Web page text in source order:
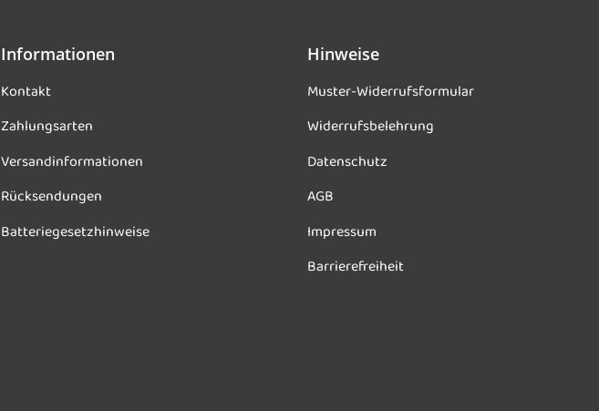
Informationen
Kontakt
Zahlungsarten
Versandinformationen
Rücksendungen
Batteriegesetzhinweise
Hinweise
Muster-Widerrufsformular
Widerrufsbelehrung
Datenschutz
AGB
Impressum
Barrierefreiheit